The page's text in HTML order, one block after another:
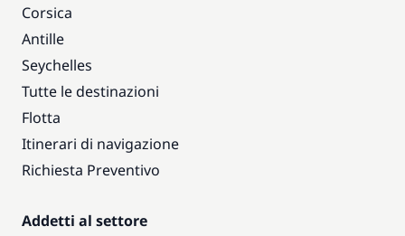
Corsica
Antille
Seychelles
Tutte le destinazioni
Flotta
Itinerari di navigazione
Richiesta Preventivo
Addetti al settore